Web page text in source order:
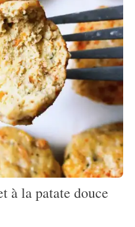
à la patate douce